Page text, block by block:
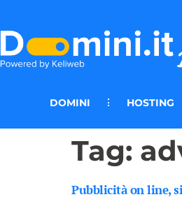
DOMINI HOSTING
Tag:
Pubblicità on line,